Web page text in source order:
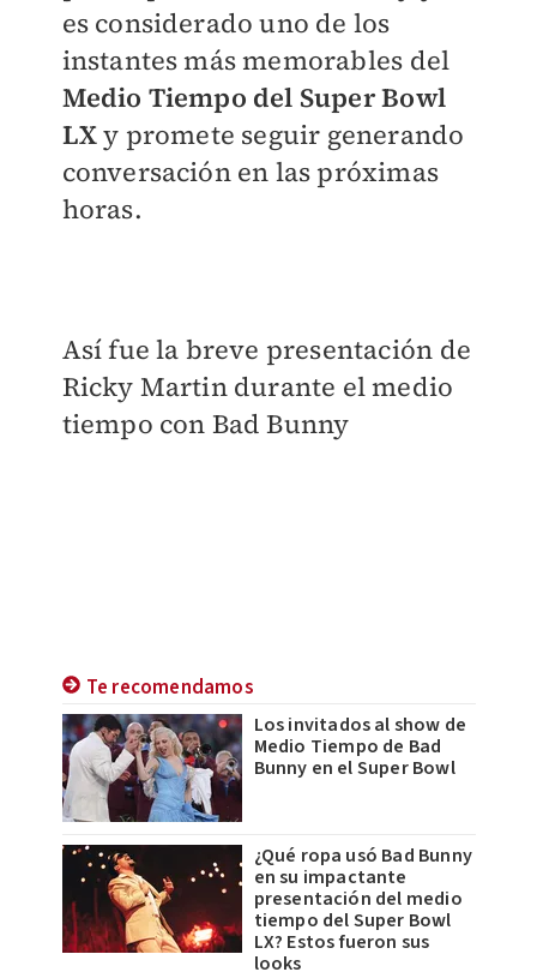
es considerado uno de los
instantes más memorables del
Medio Tiempo del Super Bowl
LXy promete seguir generando
conversación en las próximas
horas.
Así fue la breve presentación de
Ricky Martin durante el medio
tiempo con Bad Bunny
Te recomendamos
Los invitados al show de
Medio Tiempo de Bad
Bunny en el Super Bowl
¿Qué ropa usó Bad Bunny
en su impactante
presentación del medio
tiempo del Super Bowl
LX? Estos fueron sus
looks